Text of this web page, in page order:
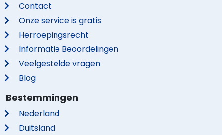
Contact
Onze service is gratis
Herroepingsrecht
Informatie Beoordelingen
Veelgestelde vragen
Blog
Bestemmingen
Nederland
Duitsland